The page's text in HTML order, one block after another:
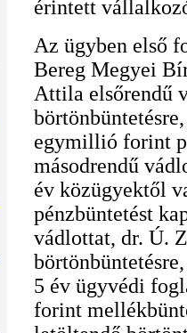
érintett
Az ügyben első
Bereg Megyei
Attila elsőrendű
egymillió forint
másodrendű
év közügyektől
pénzbüntetést
vádlottat, dr. Ú.
5 év ügyvédi
forint